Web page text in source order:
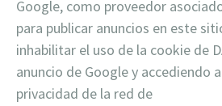
Google, como proveedor
para publicar anuncios en este
inhabilitar el uso de la cookie de
anuncio de Google y accediendo
privacidad de la red de